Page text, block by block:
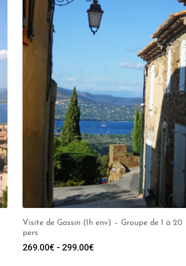
Visite de Gassin (1h env) – Groupe de 1 à 20
pers
269.00€ - 299.00€